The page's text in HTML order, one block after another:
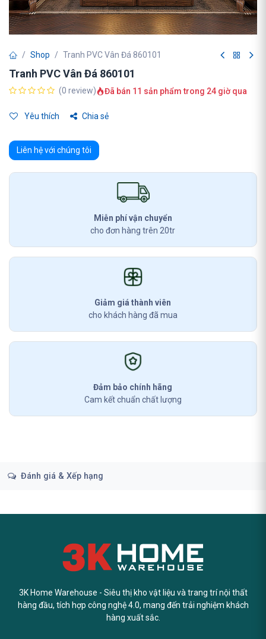
Shop Tranh PVC Vân Đá 860101
Tranh PVC Vân Đá 860101
(0 review) Đã bán 11 sản phẩm trong 24 giờ qua
Yêu thích Chia sẻ
Liên hệ với chúng tôi
Miễn phí vận chuyển
cho đơn hàng trên 20tr
Giảm giá thành viên
cho khách hàng đã mua
Đảm bảo chính hãng
Cam kết chuẩn chất lượng
Đánh giá & Xếp hạng
3K Home Warehouse - Siêu thị kho vật liệu và trang trí nội thất
hàng đầu, tích hợp công nghệ 4.0, mang đến trải nghiệm khách
hàng xuất sắc.